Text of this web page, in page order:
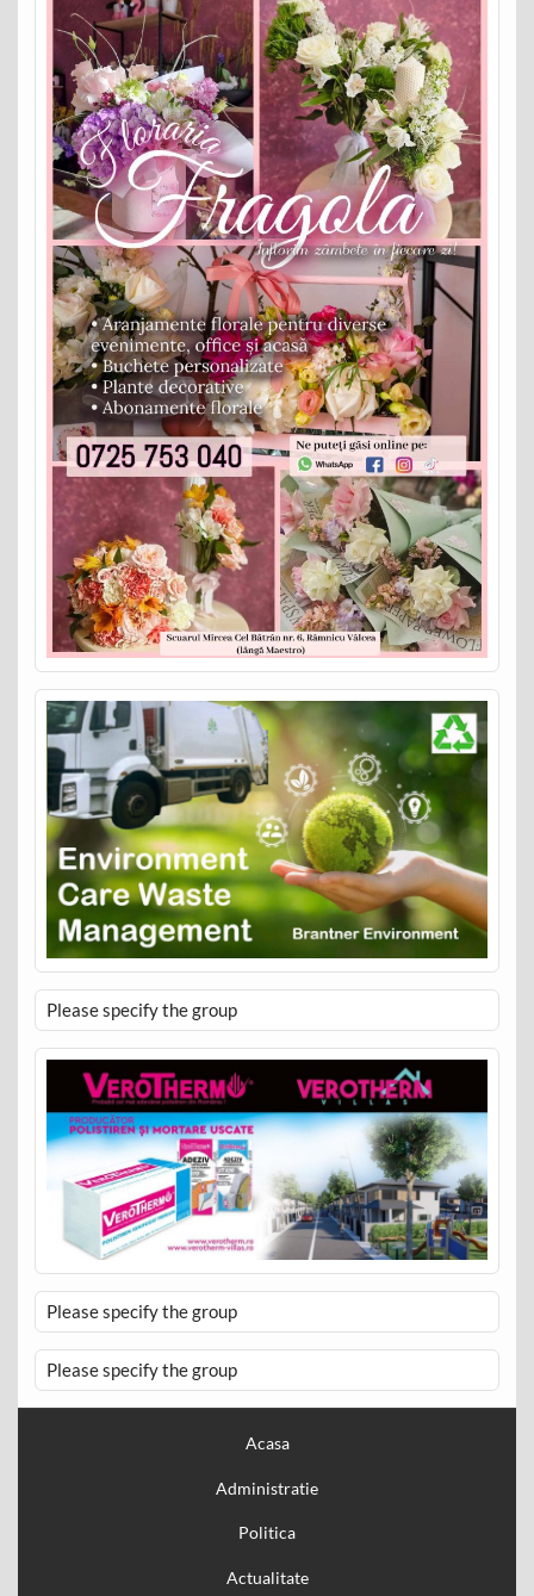
Please specify the group
Please specify the group
Please specify the group
Acasa
Administratie
Politica
Actualitate